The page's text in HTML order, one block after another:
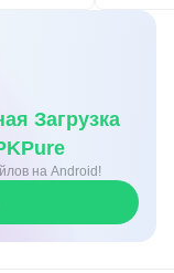
Загрузка
на Android!